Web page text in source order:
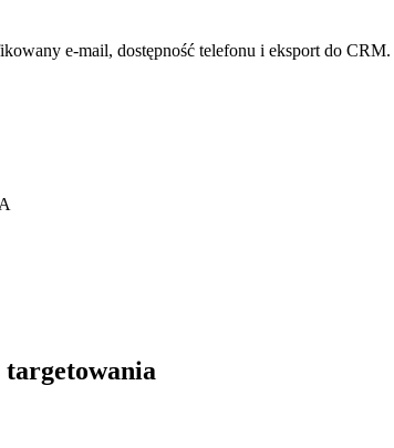
e-mail, dostępność telefonu i eksport do CRM.
targetowania